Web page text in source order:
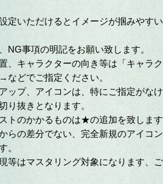
定いただけるとイメージが掴みやす
NG事項の明記をお願い致します。
、キャラクターの向き等は「キャラ
どでご指定ください。
ップ、アイコンは、特にご指定がな
り抜きとなります。
トのかかるものは★の追加を致しま
らの差分でない、完全新規のアイコ
。
等はマスタリング対象になります、